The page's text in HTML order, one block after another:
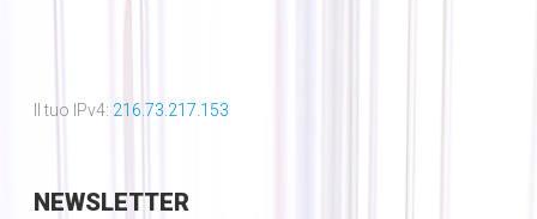
Il tuo IPv4: 216.73.217.153
NEWSLETTER